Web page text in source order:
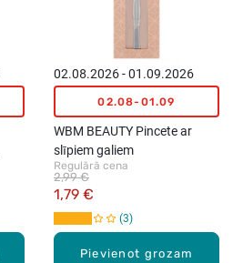
Pievienot grozam
02.08.2026 - 01.09.2026
02.08-01.09
WBM BEAUTY Pincete ar
slīpiem galiem
Regulārā cena
1,79 €
2,99 €
3